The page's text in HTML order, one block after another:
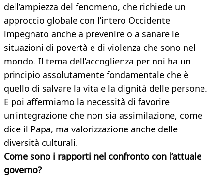
dell’ampiezza del fenomeno, che richiede un
approccio globale con l’intero Occidente
impegnato anche a prevenire o a sanare le
situazioni di povertà e di violenza che sono nel
mondo. Il tema dell’accoglienza per noi ha un
principio assolutamente fondamentale che è
quello di salvare la vita e la dignità delle persone.
E poi affermiamo la necessità di favorire
un’integrazione che non sia assimilazione, come
dice il Papa, ma valorizzazione anche delle
diversità culturali.
Come sono i rapporti nel confronto con l’attuale
governo?